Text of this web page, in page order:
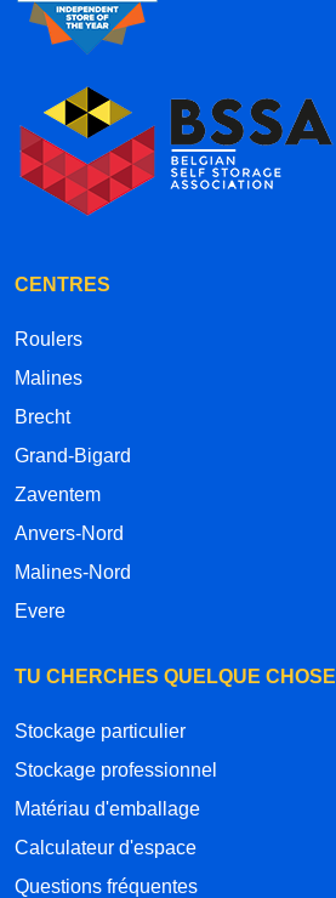
CENTRES
Roulers
Malines
Brecht
Grand-Bigard
Zaventem
Anvers-Nord
Malines-Nord
Evere
TU CHERCHES QUELQUE CHOSE
Stockage particulier
Stockage professionnel
Matériau d'emballage
Calculateur d'espace
Questions fréquentes